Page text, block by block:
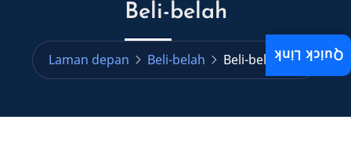
Beli-belah
Laman depan Beli-belah Beli-belahQuick Link